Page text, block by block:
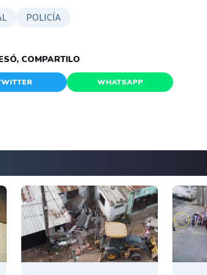
POLICÍA
COMPARTILO
WHATSAPP